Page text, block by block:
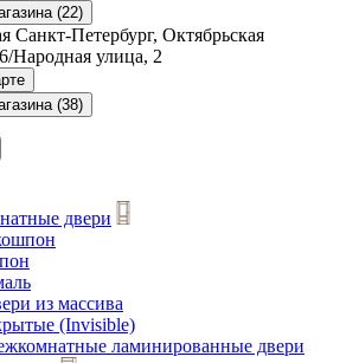
(22)
Санкт-Петербург, Октябрьская
Народная улица, 2
(38)
двери
из массива
(Invisible)
ламинированные двери